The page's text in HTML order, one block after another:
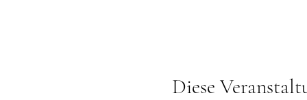
Diese